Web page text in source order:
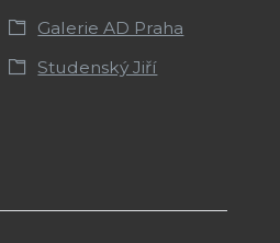
Galerie AD Praha
Studenský Jiří